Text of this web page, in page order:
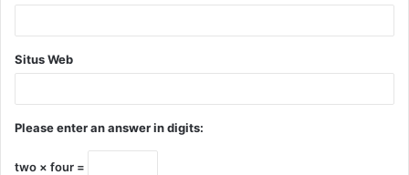
Situs Web
Please enter an answer in digits:
two × four =